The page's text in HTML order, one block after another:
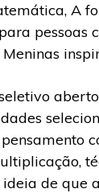
A
pessoas
de que